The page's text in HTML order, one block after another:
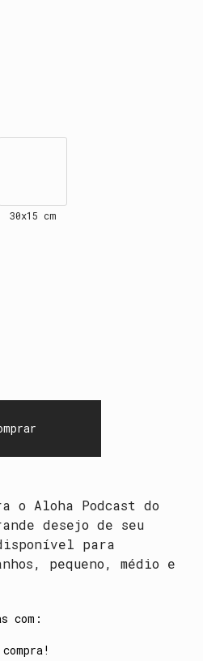
30x15 cm
o Aloha Podcast do
desejo de seu
para
pequeno, médio e
com: